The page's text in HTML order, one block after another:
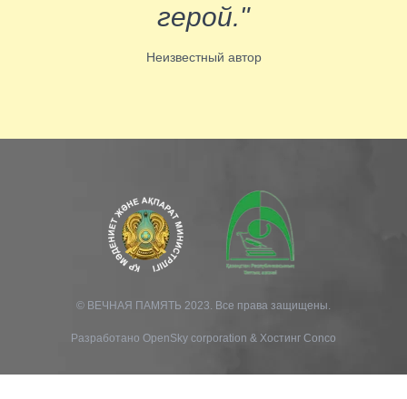
герой."
Неизвестный автор
© ВЕЧНАЯ ПАМЯТЬ 2023. Все права защищены.
Разработано OpenSky corporation & Хостинг Conco